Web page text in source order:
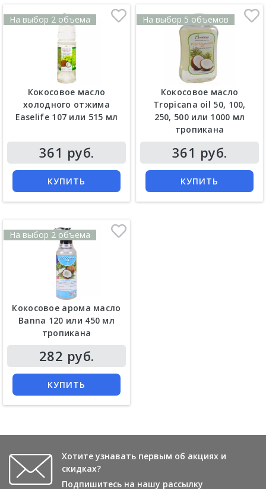
На выбор 2 объема
Кокосовое масло
холодного отжима
Easelife 107 или 515 мл
361 руб.
КУПИТЬ
На выбор 5 объемов
Кокосовое масло
Tropicana oil 50, 100,
250, 500 или 1000 мл
тропикана
361 руб.
КУПИТЬ
На выбор 2 объема
Кокосовое арома масло
Banna 120 или 450 мл
тропикана
282 руб.
КУПИТЬ
Хотите узнавать первым об акциях и
скидках?
Подпишитесь на нашу рассылку